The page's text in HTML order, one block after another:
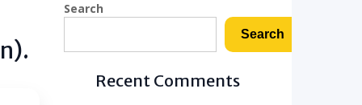
Search
Search
Recent Comments